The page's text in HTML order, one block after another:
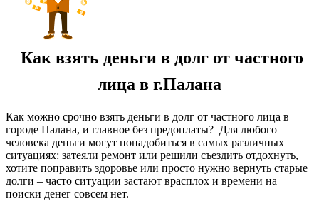
Как взять деньги в долг от частного
лица в г.Палана
Как можно срочно взять деньги в долг от частного лица в
городе Палана, и главное без предоплаты? Для любого
человека деньги могут понадобиться в самых различных
ситуациях: затеяли ремонт или решили съездить отдохнуть,
хотите поправить здоровье или просто нужно вернуть старые
долги – часто ситуации застают врасплох и времени на
поиски денег совсем нет.